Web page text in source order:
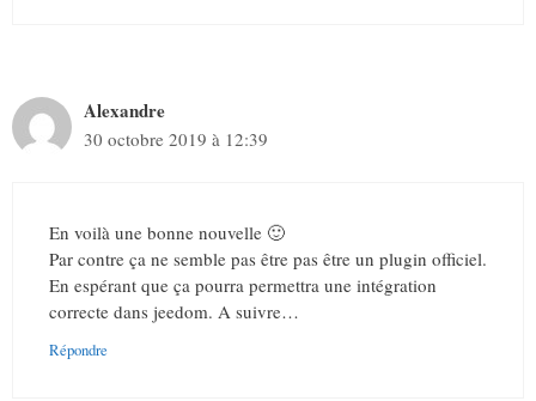
Alexandre
30 octobre 2019 à 12:39
En voilà une bonne nouvelle 🙂
Par contre ça ne semble pas être pas être un plugin officiel.
En espérant que ça pourra permettra une intégration
correcte dans jeedom. A suivre…
Répondre